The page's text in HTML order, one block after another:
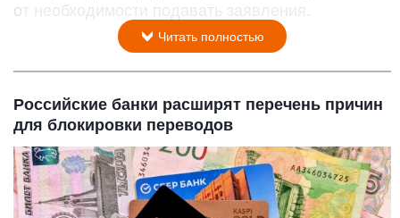
от необходимости подавать заявления.
Читать полностью
Российские банки расширят перечень причин
для блокировки переводов